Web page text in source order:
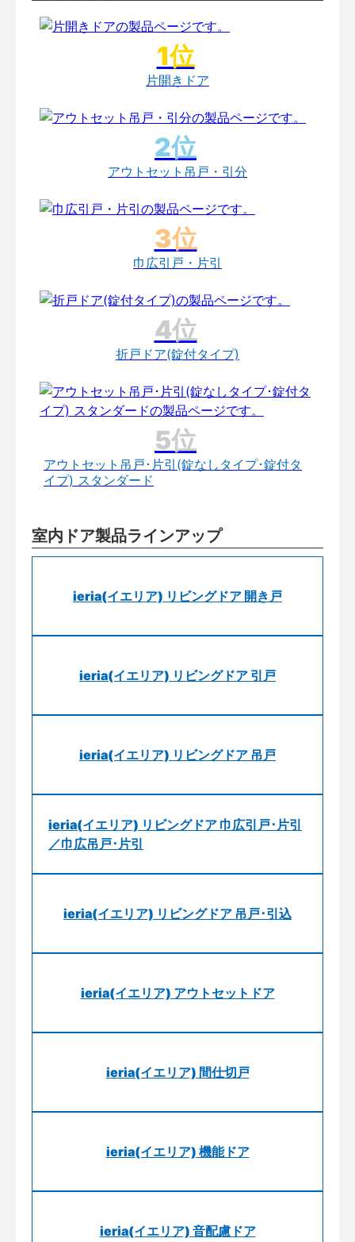
片開きドア
アウトセット吊戸・引分
巾広引戸・片引
折戸ドア(錠付タイプ)
アウトセット吊戸･片引(錠なしタイプ･錠付タ
イプ) スタンダード
室内ドア製品ラインアップ
ieria(イエリア) リビングドア 開き戸
ieria(イエリア) リビングドア 引戸
ieria(イエリア) リビングドア 吊戸
ieria(イエリア) リビングドア 巾広引戸･片引
／巾広吊戸･片引
ieria(イエリア) リビングドア 吊戸･引込
ieria(イエリア) アウトセットドア
ieria(イエリア) 間仕切戸
ieria(イエリア) 機能ドア
ieria(イエリア) 音配慮ドア